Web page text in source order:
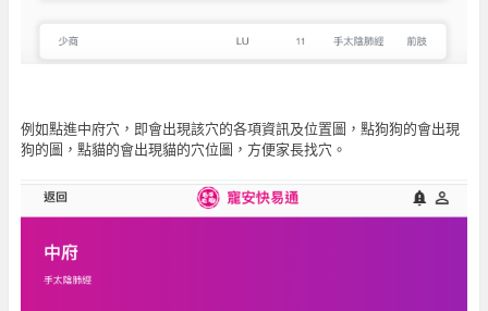
例如點進中府穴，即會出現該穴的各項資訊及位置圖，點狗狗的會出現
狗的圖，點貓的會出現貓的穴位圖，方便家長找穴。